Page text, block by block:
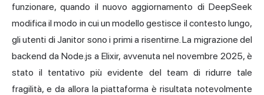
funzionare, quando il nuovo aggiornamento di DeepSeek
modifica il modo in cui un modello gestisce il contesto lungo,
gli utenti di Janitor sono i primi a risentirne. La migrazione del
backend da Node.js a Elixir, avvenuta nel novembre 2025, è
stato il tentativo più evidente del team di ridurre tale
fragilità, e da allora la piattaforma è risultata notevolmente